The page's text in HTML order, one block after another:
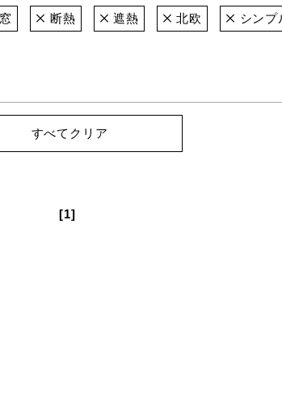
断熱 遮熱 北欧 シンプ
すべてクリア
[1]